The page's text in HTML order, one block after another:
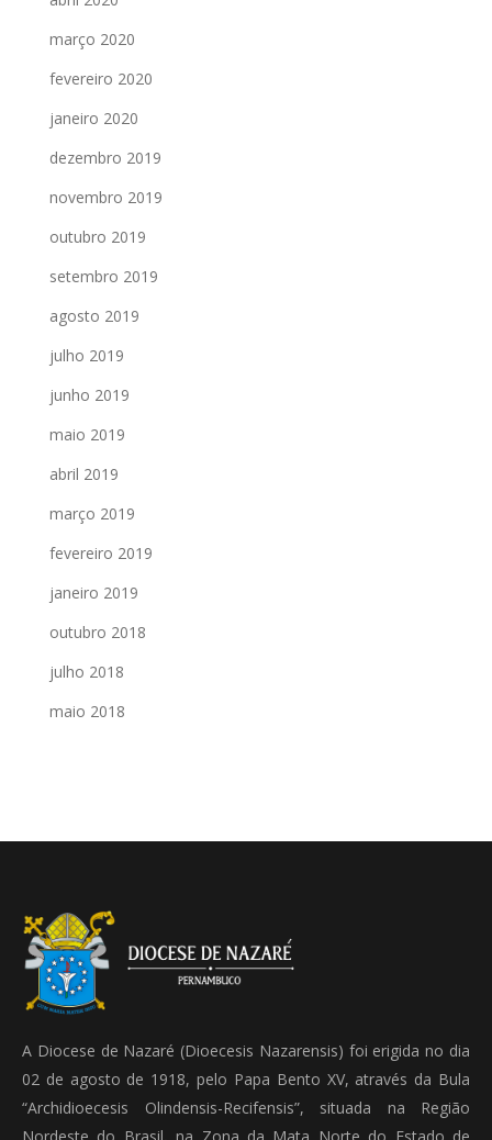
março 2020
fevereiro 2020
janeiro 2020
dezembro 2019
novembro 2019
outubro 2019
setembro 2019
agosto 2019
julho 2019
junho 2019
maio 2019
abril 2019
março 2019
fevereiro 2019
janeiro 2019
outubro 2018
julho 2018
maio 2018
A Diocese de Nazaré (Dioecesis Nazarensis) foi erigida no dia
02 de agosto de 1918, pelo Papa Bento XV, através da Bula
“Archidioecesis Olindensis-Recifensis”, situada na Região